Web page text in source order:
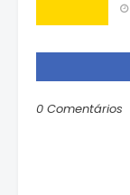
0 Comentários